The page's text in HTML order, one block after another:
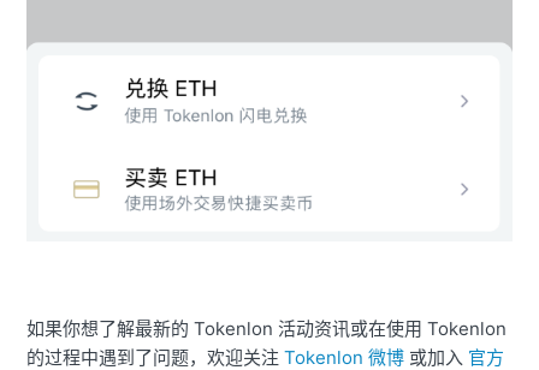
如果你想了解最新的 Tokenlon 活动资讯或在使用 Tokenlon
的过程中遇到了问题，欢迎关注 Tokenlon 微博 或加入 官方